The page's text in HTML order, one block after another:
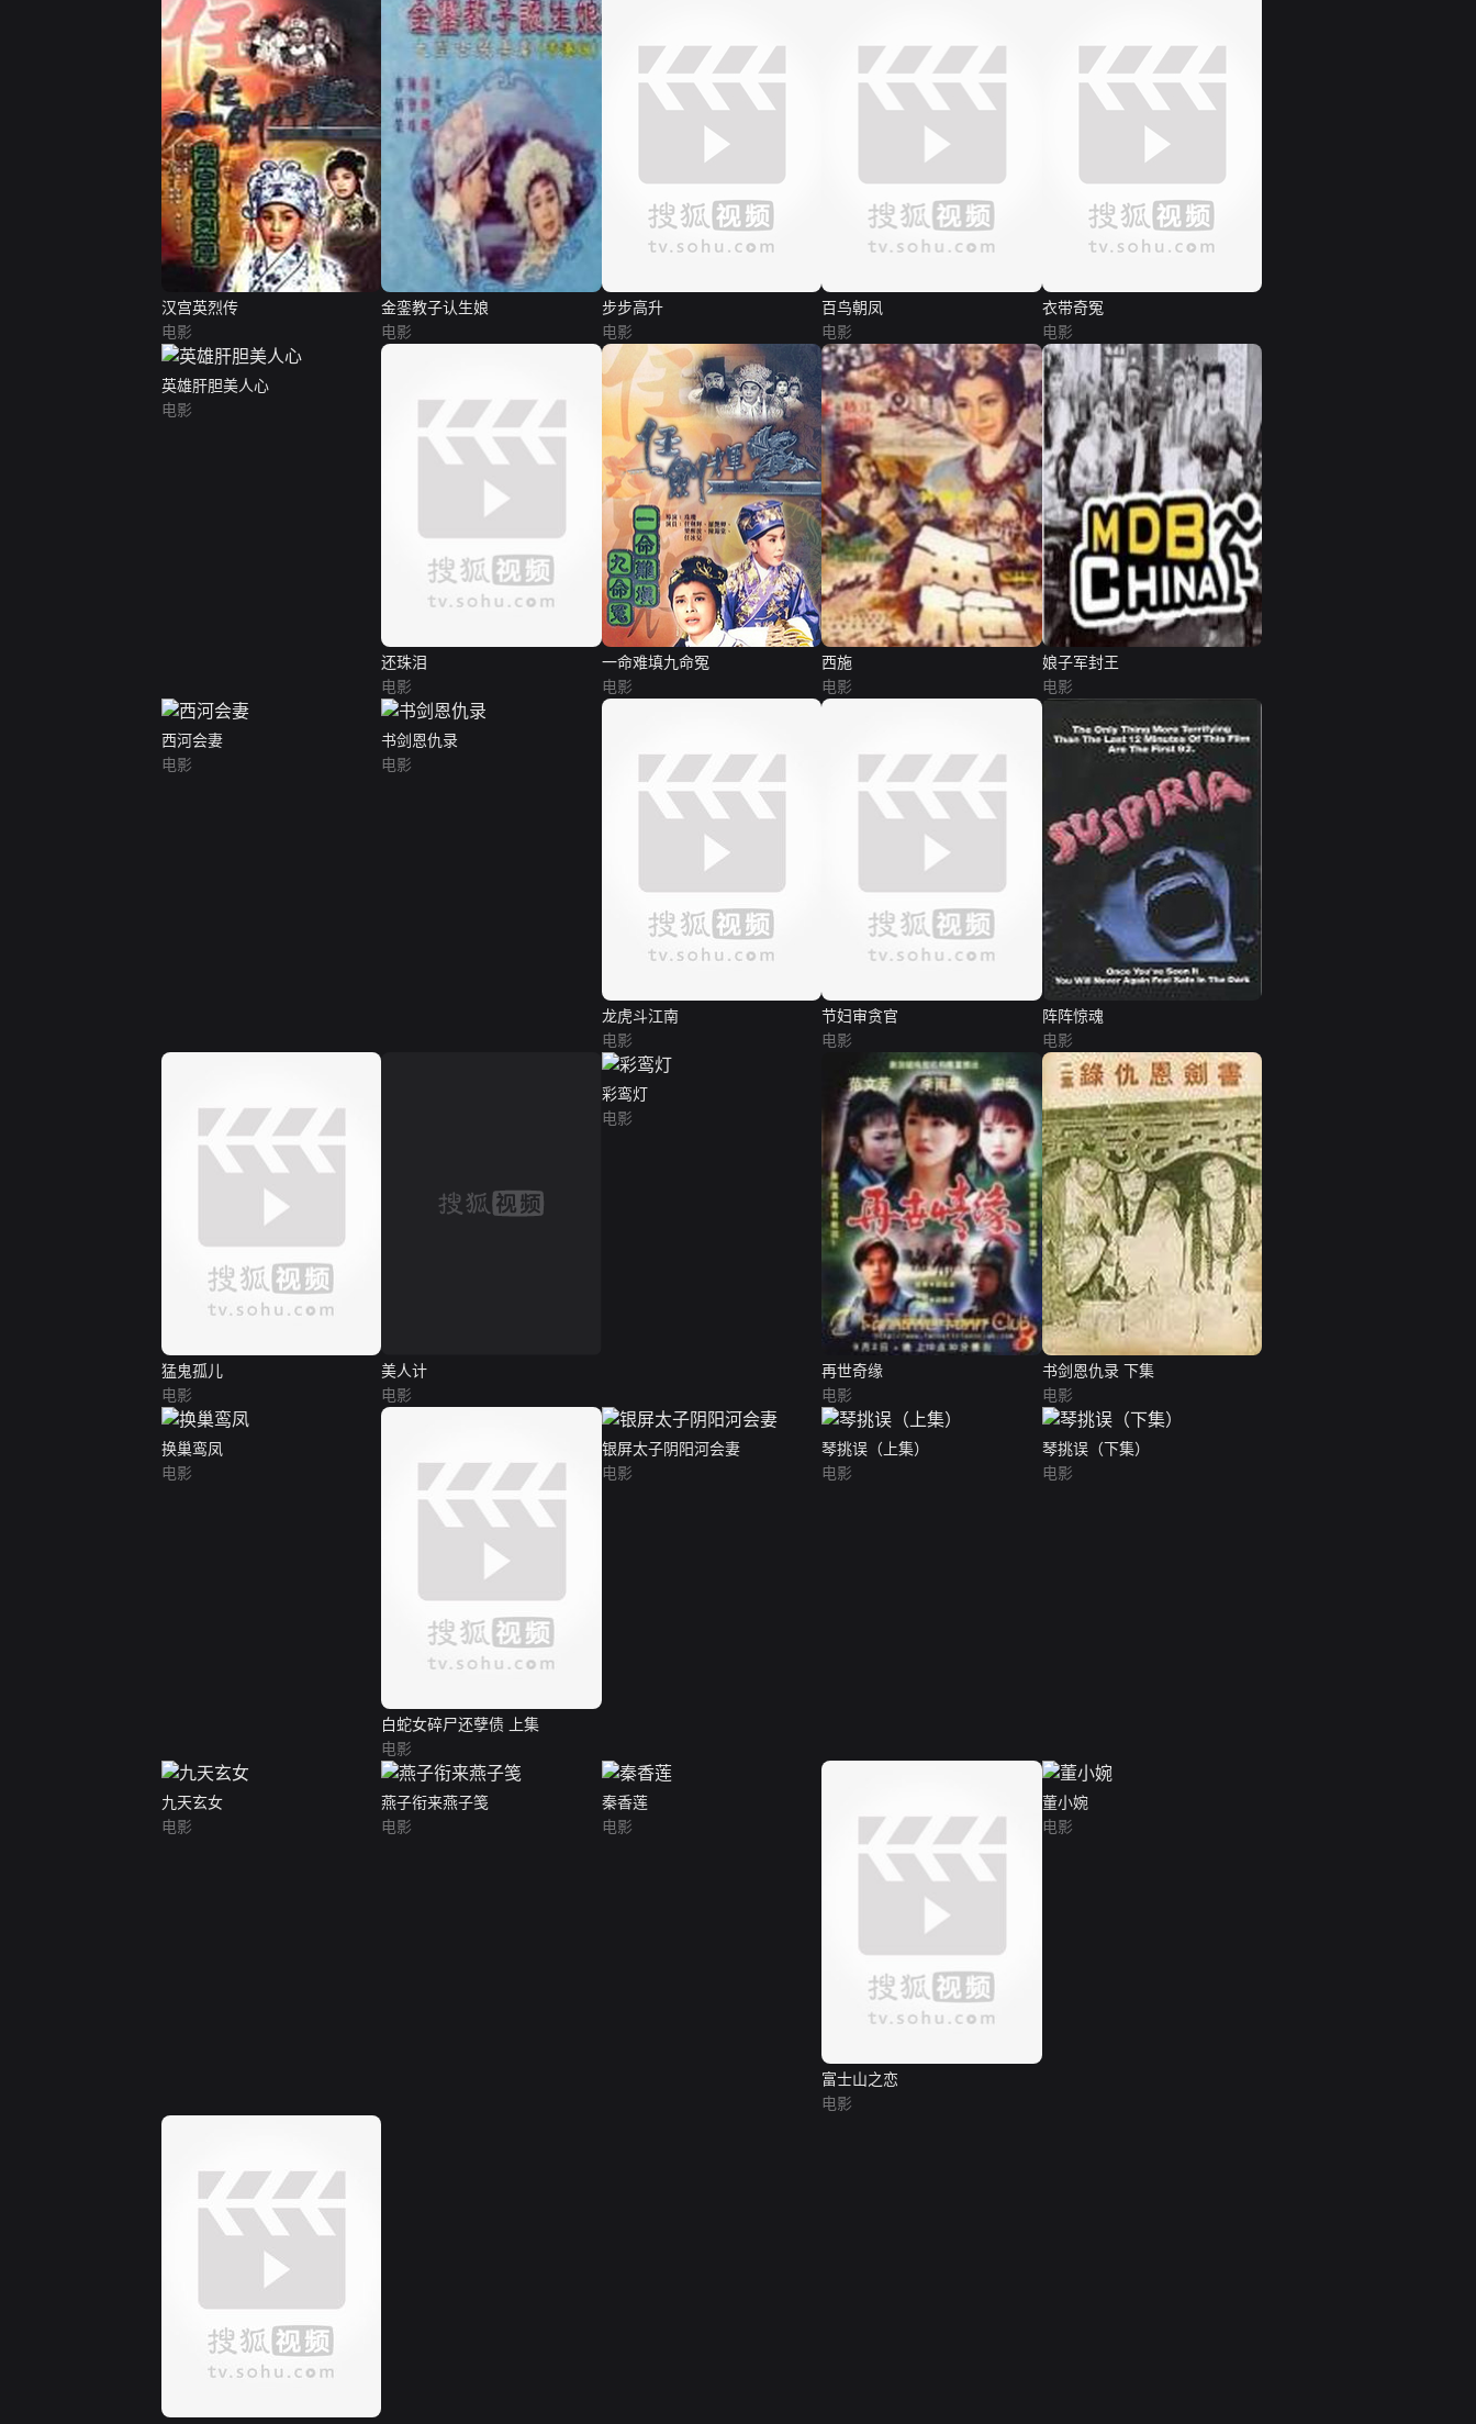
汉宫英烈传
电影
金銮教子认生娘
电影
步步高升
电影
百鸟朝凤
电影
衣带奇冤
电影
英雄肝胆美人心
电影
还珠泪
电影
一命难填九命冤
电影
西施
电影
娘子军封王
电影
西河会妻
电影
书剑恩仇录
电影
龙虎斗江南
电影
节妇审贪官
电影
阵阵惊魂
电影
猛鬼孤儿
电影
美人计
电影
彩鸾灯
电影
再世奇缘
电影
书剑恩仇录 下集
电影
换巢鸾凤
电影
白蛇女碎尸还孽债 上集
电影
银屏太子阴阳河会妻
电影
琴挑误（上集）
电影
琴挑误（下集）
电影
九天玄女
电影
燕子衔来燕子笺
电影
秦香莲
电影
富士山之恋
电影
董小婉
电影